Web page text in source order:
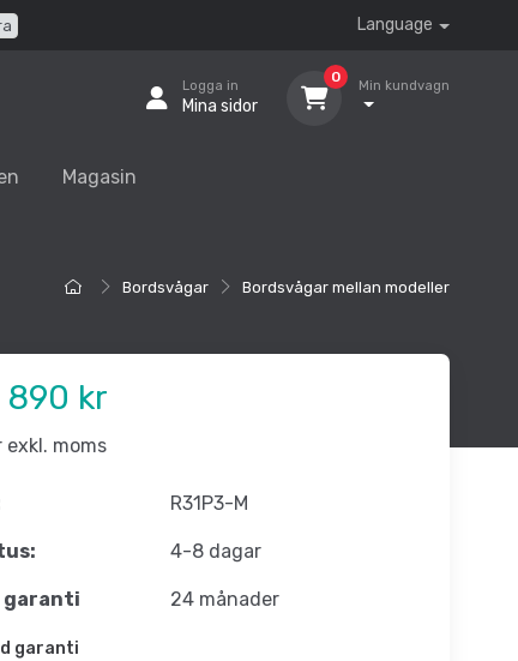
Language
Logga in
Mina sidor
0
Min kundvagn
Magasin
Bordsvågar Bordsvågar mellan modeller
890 kr
exkl. moms
R31P3-M
4-8 dagar
garanti 24 månader
garanti